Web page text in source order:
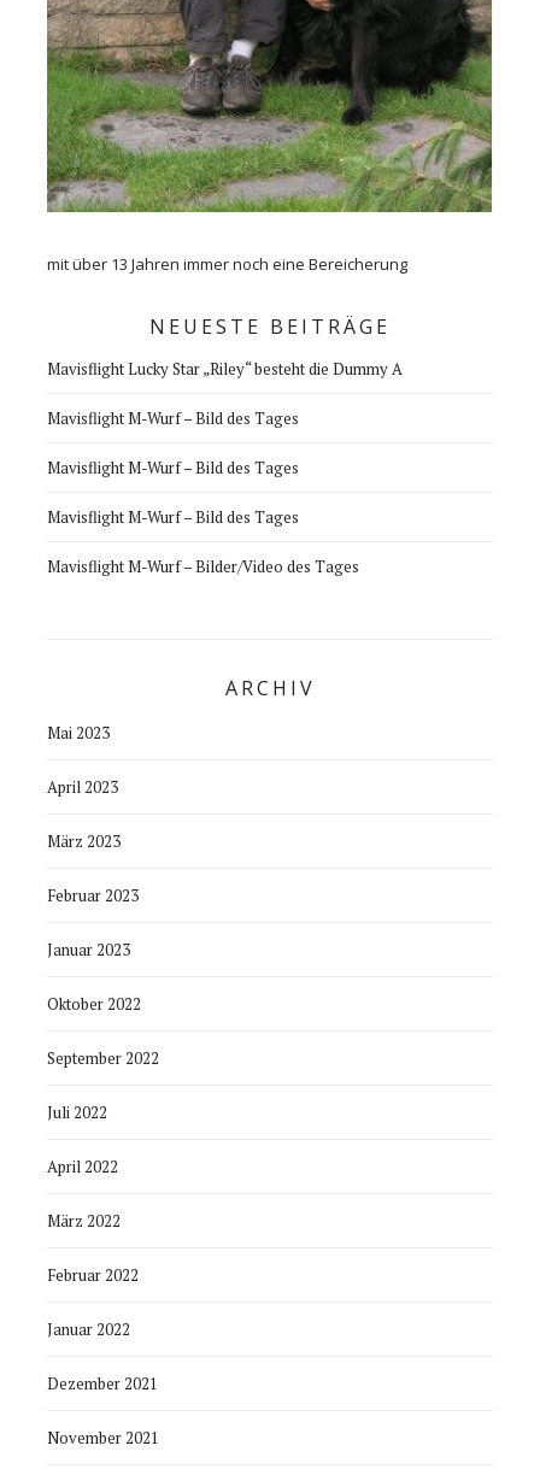
mit über 13 Jahren immer noch eine Bereicherung
NEUESTE BEITRÄGE
Mavisflight Lucky Star „Riley“ besteht die Dummy A
Mavisflight M-Wurf – Bild des Tages
Mavisflight M-Wurf – Bild des Tages
Mavisflight M-Wurf – Bild des Tages
Mavisflight M-Wurf – Bilder/Video des Tages
ARCHIV
Mai 2023
April 2023
März 2023
Februar 2023
Januar 2023
Oktober 2022
September 2022
Juli 2022
April 2022
März 2022
Februar 2022
Januar 2022
Dezember 2021
November 2021